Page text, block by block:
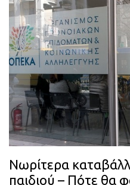
Νωρίτερα
παιδιού – Πότε θα